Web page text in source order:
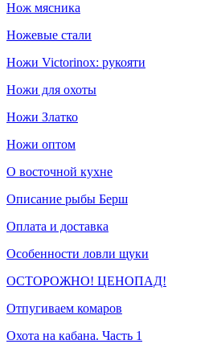
Нож мясника
Ножевые стали
Ножи Victorinox: рукояти
Ножи для охоты
Ножи Златко
Ножи оптом
О восточной кухне
Описание рыбы Берш
Оплата и доставка
Особенности ловли щуки
ОСТОРОЖНО! ЦЕНОПАД!
Отпугиваем комаров
Охота на кабана. Часть 1